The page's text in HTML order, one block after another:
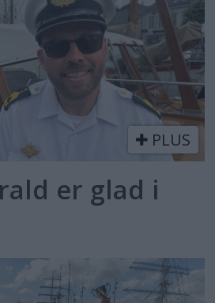
PLUS
er glad i